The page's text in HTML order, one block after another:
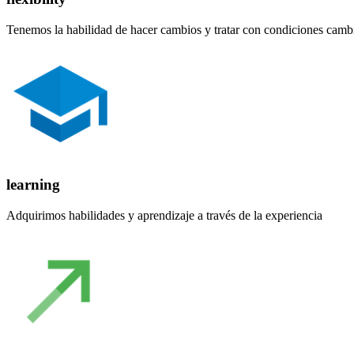
Tenemos la habilidad de hacer cambios y tratar con condiciones
learning
Adquirimos habilidades y aprendizaje a través de la experiencia